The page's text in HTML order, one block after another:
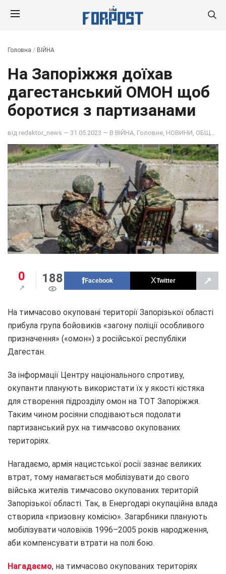
Головна / ВІЙНА
На Запоріжжя доїхав
дагестанський ОМОН щоб
боротися з партизанами
від redaktor_news — 31.05.2023 — В ВІЙНА Головне НОВИНИ ОБЩЕСТВО
0 188 Facebook Twitter ↗
На тимчасово окуповані території Запорізької області
прибула група бойовиків «загону поліції особливого
призначення» («омон») з російської республіки
Дагестан.
За інформації Центру національного спротиву,
окупанти планують використати їх у якості кістяка
для створення підрозділу омон на ТОТ Запоріжжя.
Таким чином росіяни сподіваються подолати
партизанський рух на тимчасово окупованих
територіях.
Нагадаємо, армія нацистської росії зазнає великих
втрат, тому намагається мобілізувати до свого
війська жителів тимчасово окупованих територій
Запорізької області. Так, в Енергодарі окупаційна влада
створила «призовну комісію». Загарбники планують
мобілізувати чоловіків 1996–2005 років народження,
аби компенсувати втрати на полі бою.
Нагадаємо, на тимчасово окупованих територіях